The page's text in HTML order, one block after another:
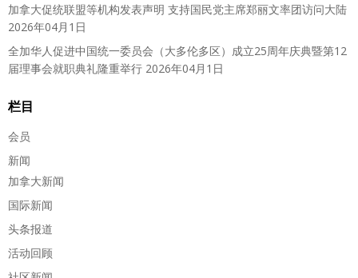
加拿大促统联盟等机构发表声明 支持国民党主席郑丽文率团访问大陆
2026年04月1日
全加华人促进中国统一委员会（大多伦多区）成立25周年庆典暨第12
届理事会就职典礼隆重举行 2026年04月1日
栏目
会员
新闻
加拿大新闻
国际新闻
头条报道
活动回顾